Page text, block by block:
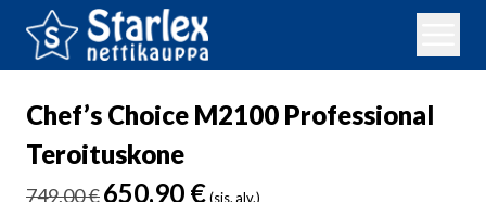
Chef’s Choice M2100 Professional
Teroituskone
749,00€ Alkuperäinen
650,90 €Nykyinen
(sis. alv.)